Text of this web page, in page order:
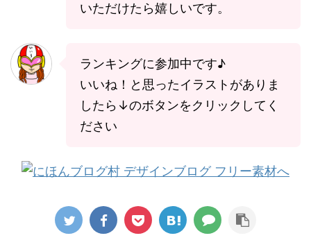
いただけたら嬉しいです。
ランキングに参加中です♪
いいね！と思ったイラストがありま
したら↓のボタンをクリックしてく
ださい